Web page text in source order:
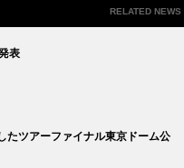
RELATED NEWS
表
たツアーファイナル東京ドーム公